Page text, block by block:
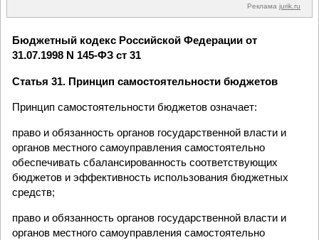
Реклама jurik.ru
Бюджетный кодекс Российской Федерации от
31.07.1998 N 145-ФЗ ст 31
Статья 31. Принцип самостоятельности бюджетов
Принцип самостоятельности бюджетов означает:
право и обязанность органов государственной власти и
органов местного самоуправления самостоятельно
обеспечивать сбалансированность соответствующих
бюджетов и эффективность использования бюджетных
средств;
право и обязанность органов государственной власти и
органов местного самоуправления самостоятельно